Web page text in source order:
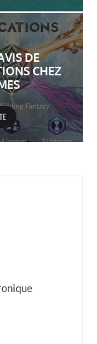
DE
CHEZ